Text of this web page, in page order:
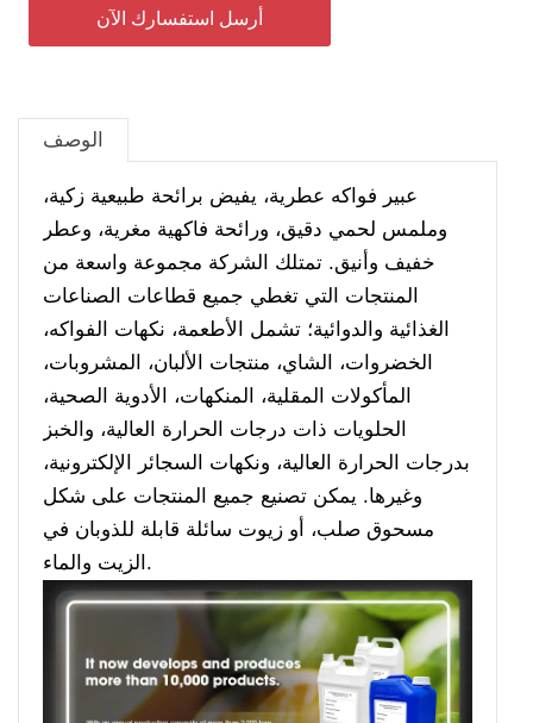
أرسل استفسارك الآن
الوصف
عبير فواكه عطرية، يفيض برائحة طبيعية زكية،
وملمس لحمي دقيق، ورائحة فاكهية مغرية، وعطر
خفيف وأنيق. تمتلك الشركة مجموعة واسعة من
المنتجات التي تغطي جميع قطاعات الصناعات
الغذائية والدوائية؛ تشمل الأطعمة، نكهات الفواكه،
الخضروات، الشاي، منتجات الألبان، المشروبات،
المأكولات المقلية، المنكهات، الأدوية الصحية،
الحلويات ذات درجات الحرارة العالية، والخبز
بدرجات الحرارة العالية، ونكهات السجائر الإلكترونية،
وغيرها. يمكن تصنيع جميع المنتجات على شكل
مسحوق صلب، أو زيوت سائلة قابلة للذوبان في
الزيت والماء.